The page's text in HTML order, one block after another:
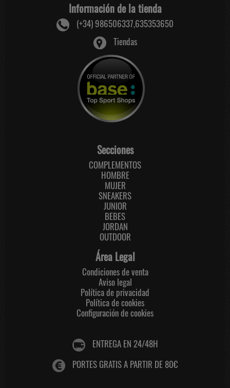
Información de la tienda
(+34) 986506337,635353650
Tiendas
Secciones
COMPLEMENTOS
HOMBRE
MUJER
SNEAKERS
JUNIOR
BEBES
JORDAN
OUTDOOR
Área Legal
Condiciones de venta
Aviso legal
Política de privacidad
Política de cookies
Configuración de cookies
ENTREGA EN 24/48H
PORTES GRATIS A PARTIR DE 80€